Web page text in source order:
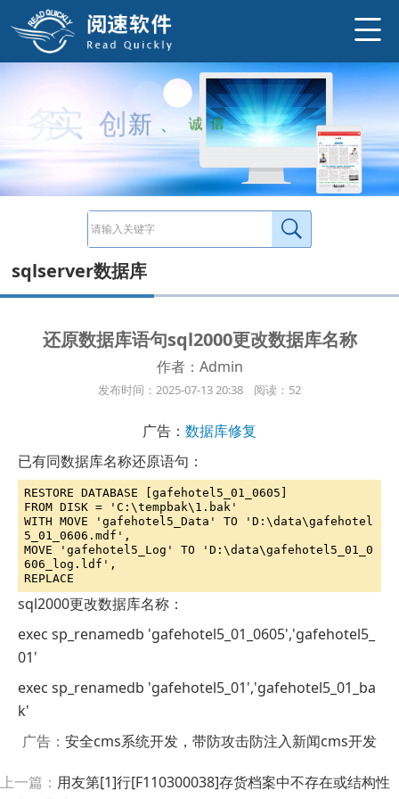
务
实、创新、 诚 信
sqlserver数据库
还原数据库语句sql2000更改数据库名称
作者：Admin
发布时间：2025-07-13 20:38 阅读：52
广告： 数据库修复
已有同数据库名称还原语句：
RESTORE DATABASE [gafehotel5_01_0605]
FROM DISK = 'C:\tempbak\1.bak'
WITH MOVE 'gafehotel5_Data' TO 'D:\data\gafehotel
5_01_0606.mdf',
MOVE 'gafehotel5_Log' TO 'D:\data\gafehotel5_01_0
606_log.ldf',
REPLACE
sql2000更改数据库名称：
exec sp_renamedb 'gafehotel5_01_0605','gafehotel5_
01'
exec sp_renamedb 'gafehotel5_01','gafehotel5_01_ba
k'
广告： 安全cms系统开发，带防攻击防注入新闻cms开发
上一篇： 用友第[1]行[F110300038]存货档案中不存在或结构性